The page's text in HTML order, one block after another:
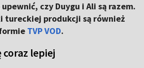
czy Duygu i Ali są razem.
tureckiej produkcji są również
TVP VOD.
coraz lepiej